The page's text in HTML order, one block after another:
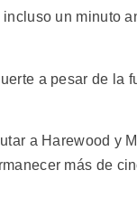
un minuto
a pesar de la
a Harewood y
más de